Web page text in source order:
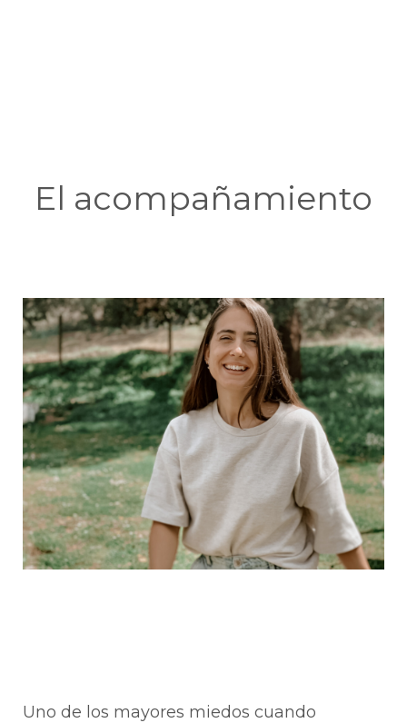
El acompañamiento
Uno de los mayores miedos cuando